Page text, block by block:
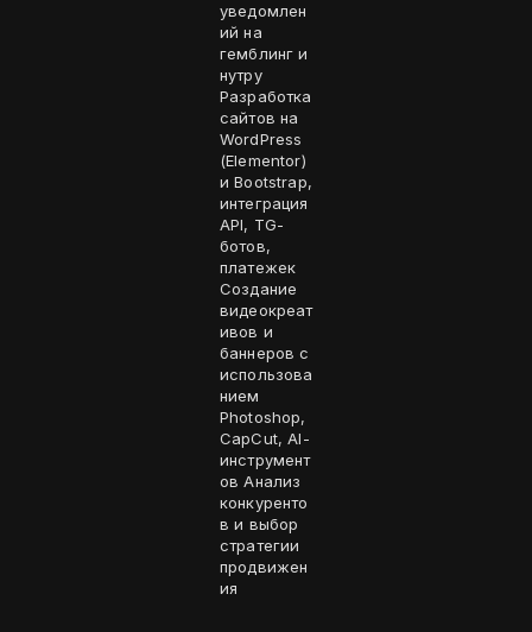
уведомлен
ий на
гемблинг и
нутру
Разработка
сайтов на
WordPress
(Elementor)
и Bootstrap,
интеграция
API, TG-
ботов,
платежек
Создание
видеокреат
ивов и
баннеров с
использова
нием
Photoshop,
CapCut, AI-
инструмент
ов Анализ
конкуренто
в и выбор
стратегии
продвижен
ия